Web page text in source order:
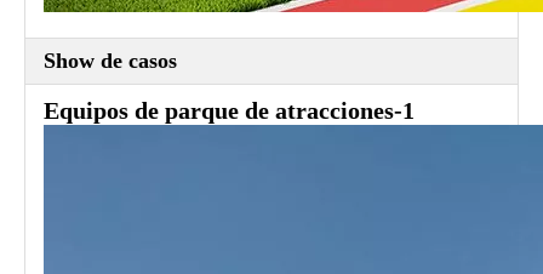
Show de casos
Equipos de parque de atracciones-1